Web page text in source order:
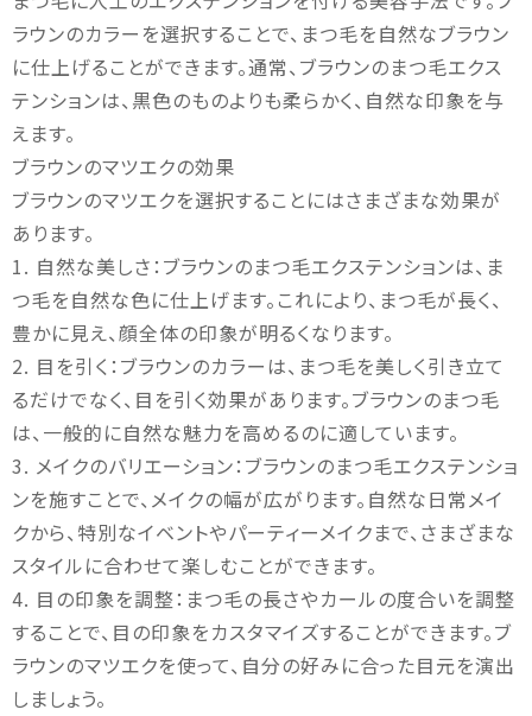
ラウンのカラーを選択することで、まつ毛を自然なブラウン
に仕上げることができます。通常、ブラウンのまつ毛エクス
テンションは、黒色のものよりも柔らかく、自然な印象を与
えます。
ブラウンのマツエクの効果
ブラウンのマツエクを選択することにはさまざまな効果が
あります。
1. 自然な美しさ：ブラウンのまつ毛エクステンションは、ま
つ毛を自然な色に仕上げます。これにより、まつ毛が長く、
豊かに見え、顔全体の印象が明るくなります。
2. 目を引く：ブラウンのカラーは、まつ毛を美しく引き立て
るだけでなく、目を引く効果があります。ブラウンのまつ毛
は、一般的に自然な魅力を高めるのに適しています。
3. メイクのバリエーション：ブラウンのまつ毛エクステンショ
ンを施すことで、メイクの幅が広がります。自然な日常メイ
クから、特別なイベントやパーティーメイクまで、さまざまな
スタイルに合わせて楽しむことができます。
4. 目の印象を調整：まつ毛の長さやカールの度合いを調整
することで、目の印象をカスタマイズすることができます。ブ
ラウンのマツエクを使って、自分の好みに合った目元を演出
しましょう。